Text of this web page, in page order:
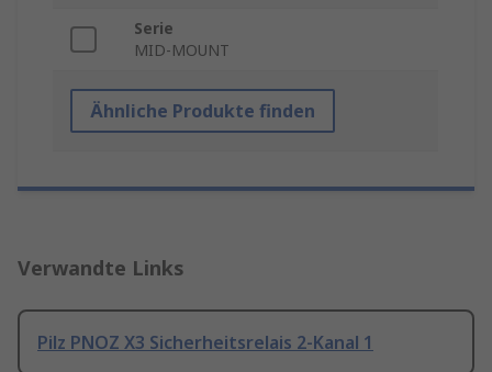
Serie
MID-MOUNT
Ähnliche Produkte finden
Verwandte Links
Pilz PNOZ X3 Sicherheitsrelais 2-Kanal 1